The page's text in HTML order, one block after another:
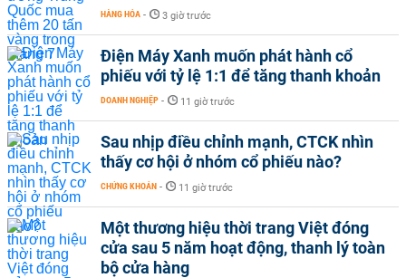
HÀNG HÓA - 3 giờ trước
Điện Máy Xanh muốn phát hành cổ
phiếu với tỷ lệ 1:1 để tăng thanh khoản
DOANH NGHIỆP - 11 giờ trước
Sau nhịp điều chỉnh mạnh, CTCK nhìn
thấy cơ hội ở nhóm cổ phiếu nào?
CHỨNG KHOÁN - 11 giờ trước
Một thương hiệu thời trang Việt đóng
cửa sau 5 năm hoạt động, thanh lý toàn
bộ cửa hàng